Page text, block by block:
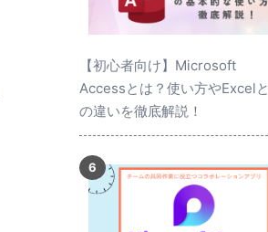
【初心者向け】Microsoft
Accessとは？使い方やExcelと
の違いを徹底解説！